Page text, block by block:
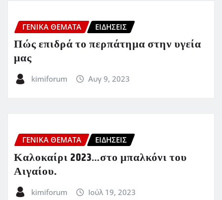
ΓΕΝΙΚΑ ΘΕΜΑΤΑ ΕΙΔΗΣΕΙΣ
Πώς επιδρά το περπάτημα στην υγεία
μας
kimiforum Αυγ 9, 2023
ΓΕΝΙΚΑ ΘΕΜΑΤΑ ΕΙΔΗΣΕΙΣ
Καλοκαίρι 2023…στο μπαλκόνι του
Αιγαίου.
kimiforum Ιούλ 19, 2023